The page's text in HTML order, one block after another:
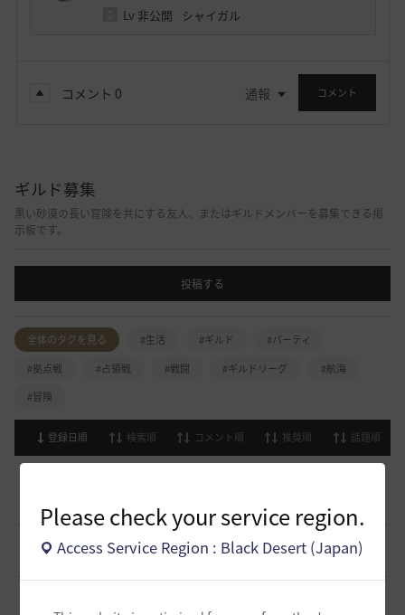
Please check your service region.
Access Service Region : Black Desert (Japan)
Lv 非公開 シャイガル
コメント 0 通報 コメント
ギルド募集
黒い砂漠の長い冒険を共にする友人、またはギルドメンバーを募集できる掲
示板です。
投稿する
全体のタグを見る #生活 #ギルド
#パーティ
#拠点戦
#占領戦 #戦闘 #ギルドリーグ
#航海
#冒険
登録日順 検索順 コメント順 推奨順 話題順
Iroly-日本
0
スキル共有・基本無言ギルド【無為無想】メンバー募集
とりぐな